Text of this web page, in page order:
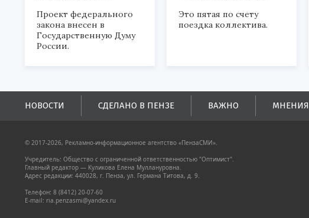
Проект федерального
закона внесен в
Государственную Думу
России.
Это пятая по счету
поездка коллектива.
НОВОСТИ СДЕЛАНО В ПЕНЗЕ ВАЖНО МНЕНИЯ
© 2017-2026, Рекламно-информационное агентство «ПензаСМИ».
Учредитель: Общество с ограниченной ответственностью "Оптимист".
Главный редактор — Куликова Елена Муллануровна.
Адрес редакции: 440028, г. Пенза, ул. Германа Титова, д. 9.
Телефон: 8 (8412) 20-07-60
E-mail: ria.penzasmi@yandex.ru